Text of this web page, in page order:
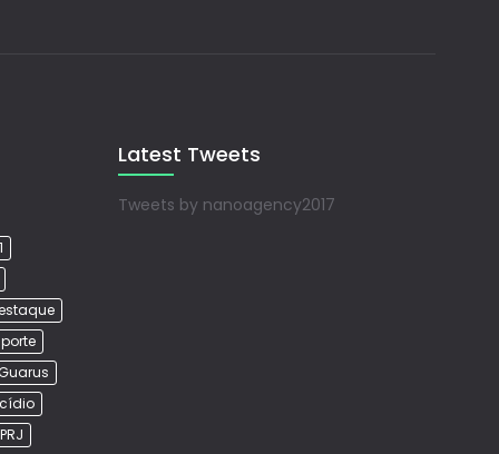
Latest Tweets
Tweets by nanoagency2017